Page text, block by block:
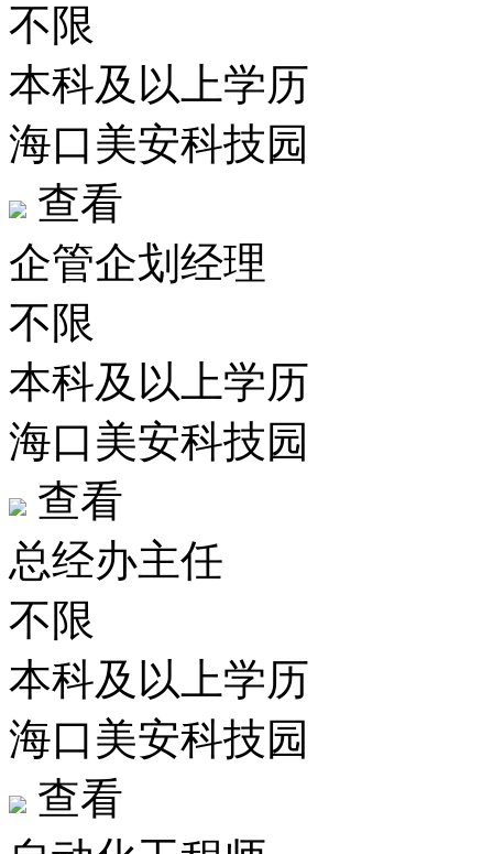
不限
本科及以上学历
海口美安科技园
查看
企管企划经理
不限
本科及以上学历
海口美安科技园
查看
总经办主任
不限
本科及以上学历
海口美安科技园
查看